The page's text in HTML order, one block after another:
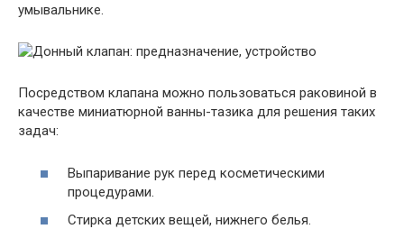
умывальнике.
Посредством клапана можно пользоваться раковиной в
качестве миниатюрной ванны-тазика для решения таких
задач:
Выпаривание рук перед косметическими
процедурами.
Стирка детских вещей, нижнего белья.